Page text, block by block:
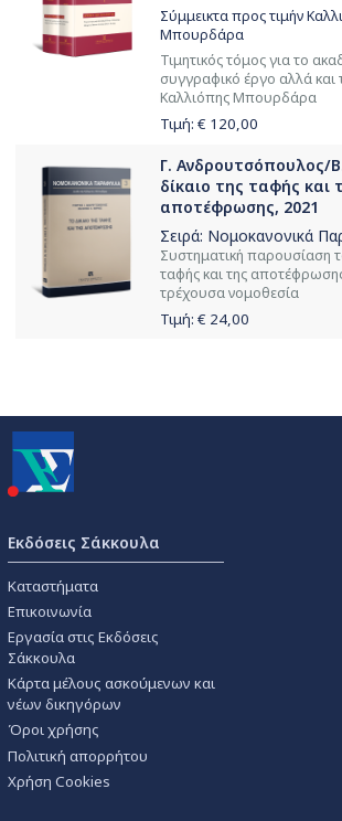
Σύμμεικτα προς τιμήν
Μπουρδάρα
Τιμητικός τόμος για το
συγγραφικό έργο αλλά και
Καλλιόπης Μπουρδάρα
Τιμή: € 120,00
Γ. Ανδρουτσόπουλος/
δίκαιο της ταφής και
αποτέφρωσης, 2021
Σειρά: Νομοκανονικά
Συστηματική παρουσίαση
ταφής και της
τρέχουσα νομοθεσία
Τιμή: € 24,00
Εκδόσεις Σάκκουλα
Καταστήματα
Επικοινωνία
Εργασία στις Εκδόσεις
Σάκκουλα
Κάρτα μέλους ασκούμενων και
νέων δικηγόρων
Όροι χρήσης
Πολιτική απορρήτου
Χρήση Cookies